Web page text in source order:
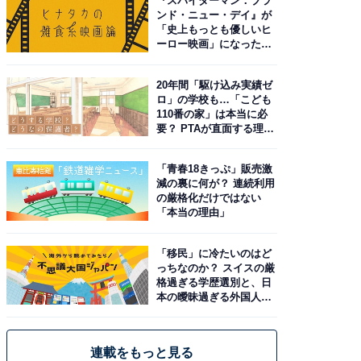
ンド・ニュー・デイ』が
「史上もっとも優しいヒ
ーロー映画」になった理
20年間「駆け込み実績ゼ
ロ」の学校も…「こども
110番の家」は本当に必
要？ PTAが直面する理想
「青春18きっぷ」販売激
減の裏に何が？ 連続利用
の厳格化だけではない
「本当の理由」
「移民」に冷たいのはど
っちなのか？ スイスの厳
格過ぎる学歴選別と、日
本の曖昧過ぎる外国人政
連載をもっと見る